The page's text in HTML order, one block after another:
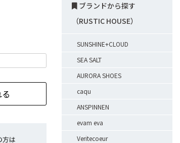
ブランドから探す
（RUSTIC HOUSE）
SUNSHINE+CLOUD
SEA SALT
AURORA SHOES
caqu
ANSPINNEN
evam eva
Veritecoeur